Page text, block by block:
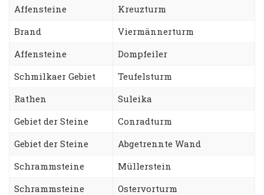
Affensteine
Kreuzturm
Brand
Viermännerturm
Affensteine
Dompfeiler
Schmilkaer Gebiet
Teufelsturm
Rathen
Suleika
Gebiet der Steine
Conradturm
Gebiet der Steine
Abgetrennte Wand
Schrammsteine
Müllerstein
Schrammsteine
Ostervorturm